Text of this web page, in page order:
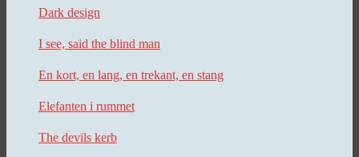
Dark design
I see, said the blind man
En kort, en lang, en trekant, en stang
Elefanten i rummet
The devils kerb